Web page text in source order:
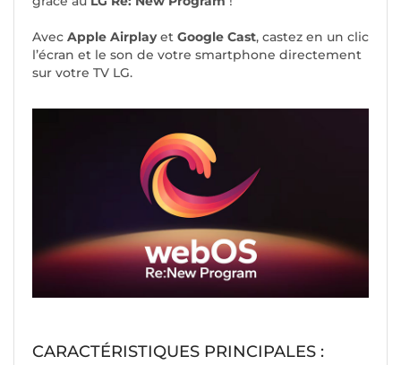
Avec Apple Airplayet Google Cast, castez en un clic
l’écran et le son de votre smartphone directement
sur votre TV LG.
CARACTÉRISTIQUES PRINCIPALES :